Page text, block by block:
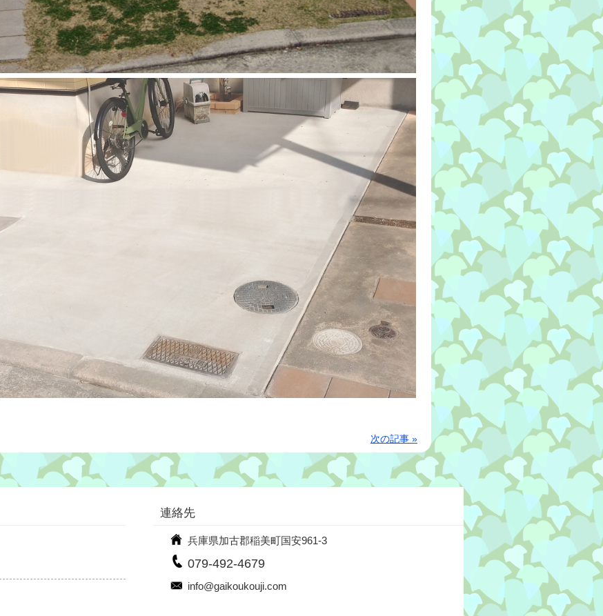
次の記事 »
連絡先
兵庫県加古郡稲美町国安961-3
079-492-4679
info@gaikoukouji.com